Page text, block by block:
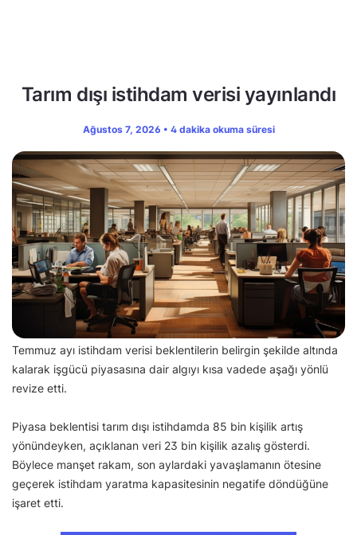
Tarım dışı istihdam verisi yayınlandı
Ağustos 7, 2026 • 4 dakika okuma süresi
Temmuz ayı istihdam verisi beklentilerin belirgin şekilde altında
kalarak işgücü piyasasına dair algıyı kısa vadede aşağı yönlü
revize etti.
Piyasa beklentisi tarım dışı istihdamda 85 bin kişilik artış
yönündeyken, açıklanan veri 23 bin kişilik azalış gösterdi.
Böylece manşet rakam, son aylardaki yavaşlamanın ötesine
geçerek istihdam yaratma kapasitesinin negatife döndüğüne
işaret etti.